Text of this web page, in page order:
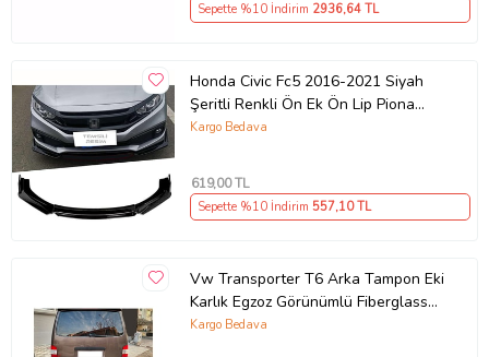
Sepette %10 İndirim 2936,64 TL
Honda Civic Fc5 2016-2021 Siyah
Şeritli Renkli Ön Ek Ön Lip Piona
Black 4 Prç
Kargo Bedava
619,00 TL
Sepette %10 İndirim 557,10 TL
Vw Transporter T6 Arka Tampon Eki
Karlık Egzoz Görünümlü Fiberglass
Boyasız Uyumlu
Kargo Bedava